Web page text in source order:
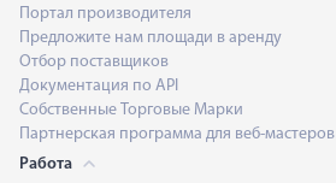
Портал производителя
Предложите нам площади в аренду
Отбор поставщиков
Документация по API
Собственные Торговые Марки
Партнерская программа для веб-мастеров
Работа